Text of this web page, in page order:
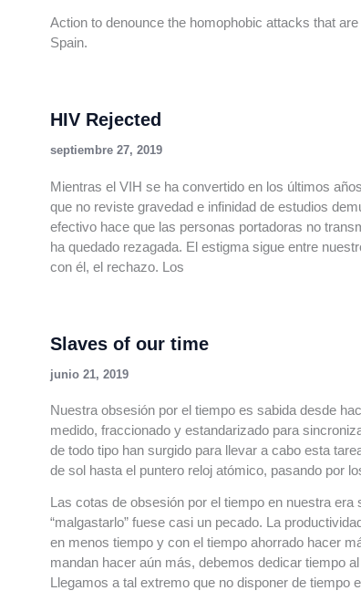
Action to denounce the homophobic attacks that
Spain.
HIV Rejected
septiembre 27, 2019
Mientras el VIH se ha convertido en los últimos
que no reviste gravedad e infinidad de estudios
efectivo hace que las personas portadoras no
ha quedado rezagada. El estigma sigue entre
con él, el rechazo. Los
Slaves of our time
junio 21, 2019
Nuestra obsesión por el tiempo es sabida desde
medido, fraccionado y estandarizado para
de todo tipo han surgido para llevar a cabo esta
de sol hasta el puntero reloj atómico, pasando por
Las cotas de obsesión por el tiempo en nuestra era
“malgastarlo” fuese casi un pecado. La
en menos tiempo y con el tiempo ahorrado hacer
mandan hacer aún más, debemos dedicar tiempo
Llegamos a tal extremo que no disponer de tiempo